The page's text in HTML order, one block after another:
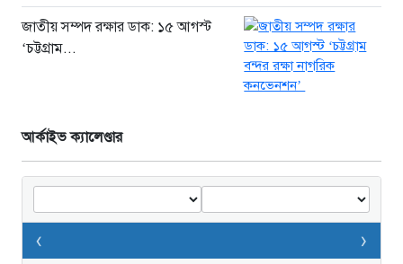
জাতীয় সম্পদ রক্ষার ডাক: ১৫ আগস্ট
‘চট্টগ্রাম...
আর্কাইভ ক্যালেণ্ডার
‹ ›